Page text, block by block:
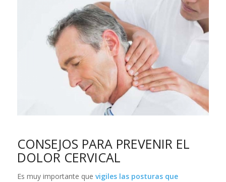
CONSEJOS PARA PREVENIR EL
DOLOR CERVICAL
Es muy importante que vigiles las posturas que